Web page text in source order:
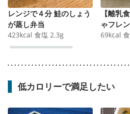
レンジで４分 鮭のしょう
が蒸し弁当
423kcal 食塩 2.3g
【離乳
ゃフレ
69kcal
低カロリーで満足したい